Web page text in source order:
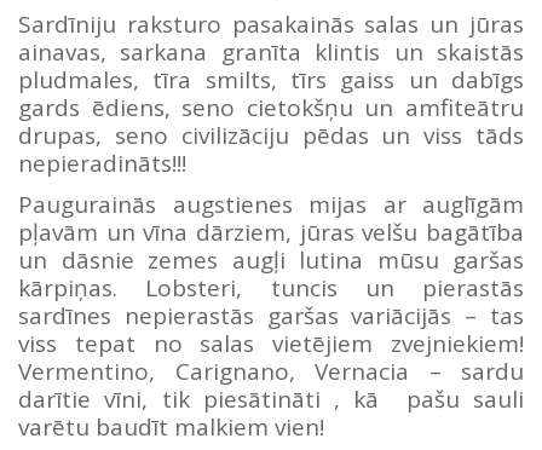
Sardīniju raksturo pasakainās salas un jūras
ainavas, sarkana granīta klintis un skaistās
pludmales, tīra smilts, tīrs gaiss un dabīgs
gards ēdiens, seno cietokšņu un amfiteātru
drupas, seno civilizāciju pēdas un viss tāds
nepieradināts!!!
Paugurainās augstienes mijas ar auglīgām
pļavām un vīna dārziem, jūras velšu bagātība
un dāsnie zemes augļi lutina mūsu garšas
kārpiņas. Lobsteri, tuncis un pierastās
sardīnes nepierastās garšas variācijās – tas
viss tepat no salas vietējiem zvejniekiem!
Vermentino, Carignano, Vernacia – sardu
darītie vīni, tik piesātināti , kā pašu sauli
varētu baudīt malkiem vien!